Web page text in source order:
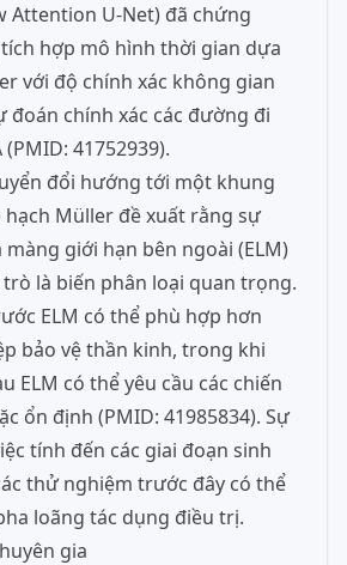
Attention U-Net) đã chứng
hợp mô hình thời gian dựa
với độ chính xác không gian
đoán chính xác các đường đi
41752939).
đổi hướng tới một khung
Müller đề xuất rằng sự
màng giới hạn bên ngoài (ELM)
là biến phân loại quan trọng.
ELM có thể phù hợp hơn
bảo vệ thần kinh, trong khi
ELM có thể yêu cầu các chiến
ổn định (PMID: 41985834). Sự
tính đến các giai đoạn sinh
thử nghiệm trước đây có thể
loãng tác dụng điều trị.
gia